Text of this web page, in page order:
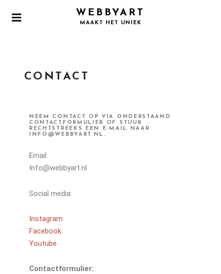
WEBBYART
MAAKT HET UNIEK
CONTACT
NEEM CONTACT OP VIA ONDERSTAAND
CONTACTFORMULIER OF STUUR
RECHTSTREEKS EEN E-MAIL NAAR
INFO@WEBBYART.NL.
Email:
Info@webbyart.nl
Social media:
Instagram
Facebook
Youtube
Contactformulier: